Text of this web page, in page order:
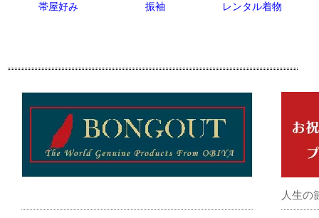
帯屋好み 振袖 レンタル着物
人生の